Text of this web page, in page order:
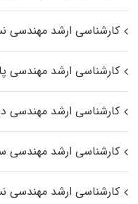
کارشناسی ارشد مهندسی
کارشناسی ارشد مهندسی
کارشناسی ارشد مهندسی
کارشناسی ارشد مهندسی
کارشناسی ارشد مهندسی